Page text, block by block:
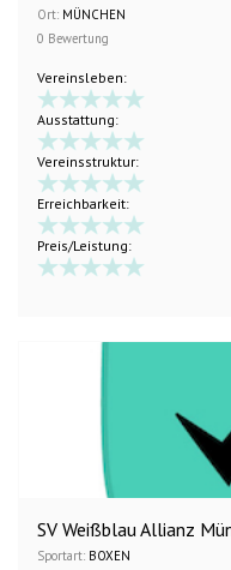
Ort: MÜNCHEN
0 Bewertung
Vereinsleben:
Ausstattung:
Vereinsstruktur:
Erreichbarkeit:
Preis/Leistung:
SV Weißblau Allianz
Sportart: BOXEN